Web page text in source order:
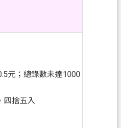
元；總錄數未達1000
四捨五入